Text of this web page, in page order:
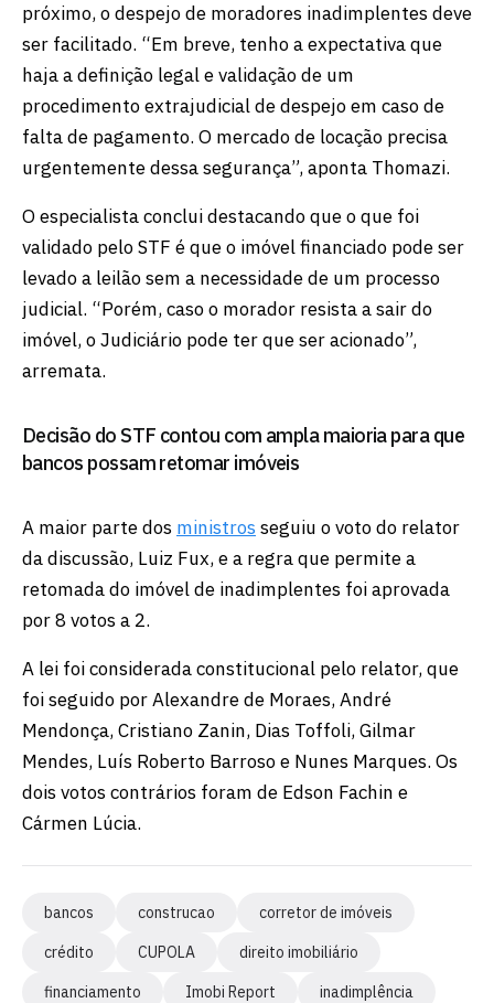
próximo, o despejo de moradores inadimplentes deve
ser facilitado. “Em breve, tenho a expectativa que
haja a definição legal e validação de um
procedimento extrajudicial de despejo em caso de
falta de pagamento. O mercado de locação precisa
urgentemente dessa segurança”, aponta Thomazi.
O especialista conclui destacando que o que foi
validado pelo STF é que o imóvel financiado pode ser
levado a leilão sem a necessidade de um processo
judicial. “Porém, caso o morador resista a sair do
imóvel, o Judiciário pode ter que ser acionado”,
arremata.
Decisão do STF contou com ampla maioria para que
bancos possam retomar imóveis
A maior parte dos ministros seguiu o voto do relator
da discussão, Luiz Fux, e a regra que permite a
retomada do imóvel de inadimplentes foi aprovada
por 8 votos a 2.
A lei foi considerada constitucional pelo relator, que
foi seguido por Alexandre de Moraes, André
Mendonça, Cristiano Zanin, Dias Toffoli, Gilmar
Mendes, Luís Roberto Barroso e Nunes Marques. Os
dois votos contrários foram de Edson Fachin e
Cármen Lúcia.
bancos construcao
corretor de imóveis
crédito
CUPOLA
direito imobiliário
financiamento
Imobi Report
inadimplência